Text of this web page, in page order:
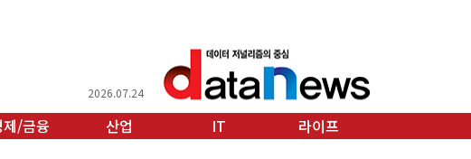
2026.07.24
제/금융 산업 IT 라이프